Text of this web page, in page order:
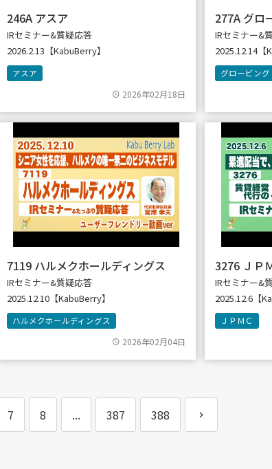
246A アスア
IRセミナー&質疑応答
2026.2.13【KabuBerry】
アスア
2026年02月18日
277A グロ
IRセミナー&
2025.12.14【
グロービング
7119 ハルメクホールディングス
IRセミナー&質疑応答
2025.12.10【KabuBerry】
ハルメクホールディングス
2026年02月04日
3276 ＪＰ
IRセミナー&
2025.12.6【
ＪＰＭＣ
7 8 ... 387 388